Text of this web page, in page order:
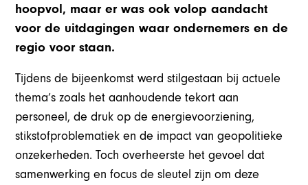
hoopvol, maar er was ook volop aandacht
voor de uitdagingen waar ondernemers en de
regio voor staan.
Tijdens de bijeenkomst werd stilgestaan bij actuele
thema’s zoals het aanhoudende tekort aan
personeel, de druk op de energievoorziening,
stikstofproblematiek en de impact van geopolitieke
onzekerheden. Toch overheerste het gevoel dat
samenwerking en focus de sleutel zijn om deze